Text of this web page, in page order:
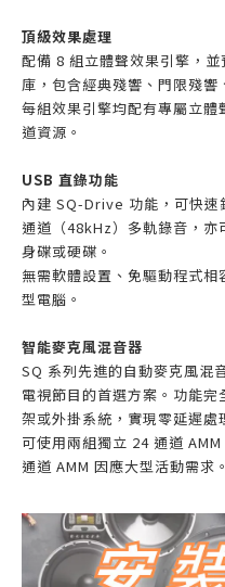
頂級效果處理
配備 8 組立體聲效果引擎，
庫，包含經典殘響、門限殘響
每組效果引擎均配有專屬立
道資源。
USB 直錄功能
內建 SQ-Drive 功能，可快
通道（48kHz）多軌錄音，亦
身碟或硬碟。
無需軟體設置、免驅動程式
型電腦。
智能麥克風混音器
SQ 系列先進的自動麥克風混
電視節目的首選方案。功能
架或外掛系統，實現零延遲處
可使用兩組獨立 24 通道
通道 AMM 因應大型活動需求。